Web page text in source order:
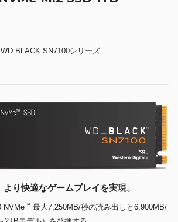
BLACK SN7100シリーズ
り快適なゲームプレイを実現。
NVMe™ 最大7,250MB/秒の読み出しと6,900MB/